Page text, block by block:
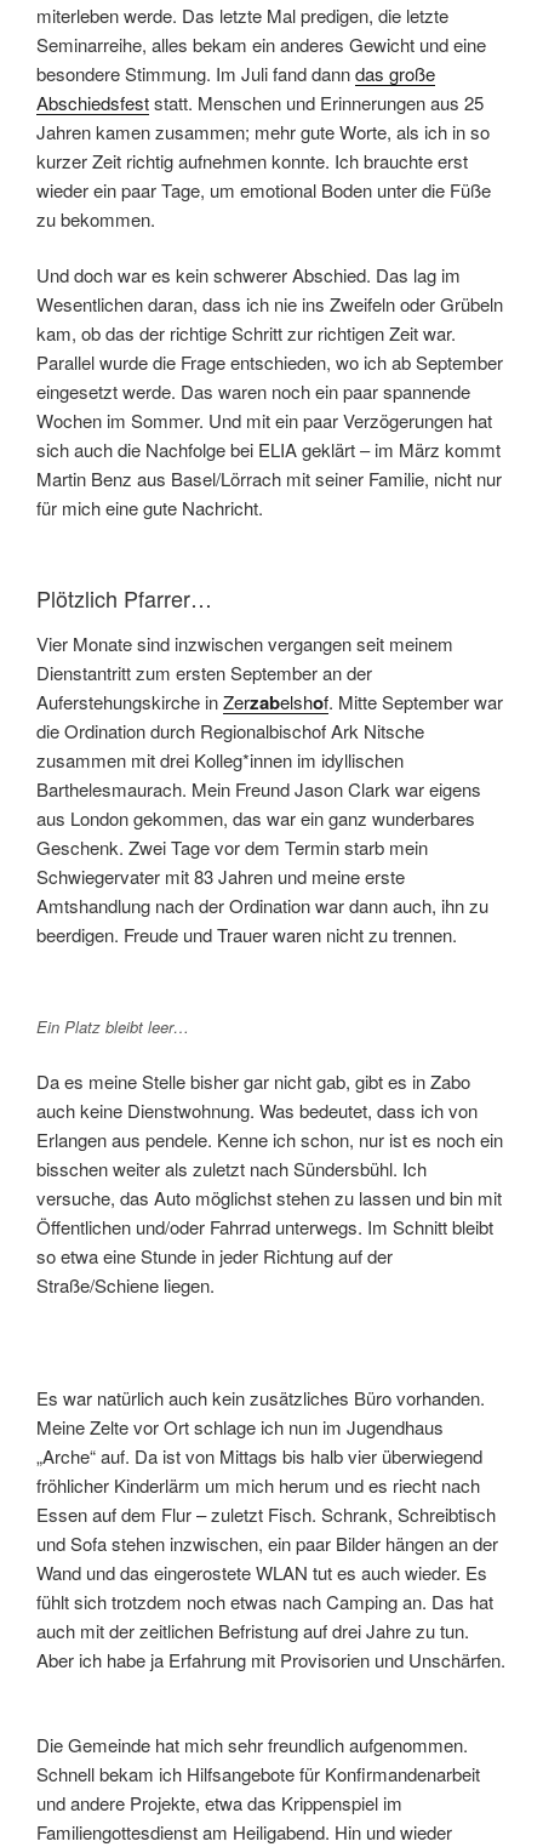
miterleben werde. Das letzte Mal predigen, die letzte
Seminarreihe, alles bekam ein anderes Gewicht und eine
besondere Stimmung. Im Juli fand danndas große
Abschiedsfeststatt. Menschen und Erinnerungen aus 25
Jahren kamen zusammen; mehr gute Worte, als ich in so
kurzer Zeit richtig aufnehmen konnte. Ich brauchte erst
wieder ein paar Tage, um emotional Boden unter die Füße
zu bekommen.
Und doch war es kein schwerer Abschied. Das lag im
Wesentlichen daran, dass ich nie ins Zweifeln oder Grübeln
kam, ob das der richtige Schritt zur richtigen Zeit war.
Parallel wurde die Frage entschieden, wo ich ab September
eingesetzt werde. Das waren noch ein paar spannende
Wochen im Sommer. Und mit ein paar Verzögerungen hat
sich auch die Nachfolge bei ELIA geklärt – im März kommt
Martin Benz aus Basel/Lörrach mit seiner Familie, nicht nur
für mich eine gute Nachricht.
Plötzlich Pfarrer…
Vier Monate sind inzwischen vergangen seit meinem
Dienstantritt zum ersten September an der
Auferstehungskirche inZerzabelshof. Mitte September war
die Ordination durch Regionalbischof Ark Nitsche
zusammen mit drei Kolleg*innen im idyllischen
Barthelesmaurach. Mein Freund Jason Clark war eigens
aus London gekommen, das war ein ganz wunderbares
Geschenk. Zwei Tage vor dem Termin starb mein
Schwiegervater mit 83 Jahren und meine erste
Amtshandlung nach der Ordination war dann auch, ihn zu
beerdigen. Freude und Trauer waren nicht zu trennen.
Ein Platz bleibt leer…
Da es meine Stelle bisher gar nicht gab, gibt es in Zabo
auch keine Dienstwohnung. Was bedeutet, dass ich von
Erlangen aus pendele. Kenne ich schon, nur ist es noch ein
bisschen weiter als zuletzt nach Sündersbühl. Ich
versuche, das Auto möglichst stehen zu lassen und bin mit
Öffentlichen und/oder Fahrrad unterwegs. Im Schnitt bleibt
so etwa eine Stunde in jeder Richtung auf der
Straße/Schiene liegen.
Es war natürlich auch kein zusätzliches Büro vorhanden.
Meine Zelte vor Ort schlage ich nun im Jugendhaus
„Arche“ auf. Da ist von Mittags bis halb vier überwiegend
fröhlicher Kinderlärm um mich herum und es riecht nach
Essen auf dem Flur – zuletzt Fisch. Schrank, Schreibtisch
und Sofa stehen inzwischen, ein paar Bilder hängen an der
Wand und das eingerostete WLAN tut es auch wieder. Es
fühlt sich trotzdem noch etwas nach Camping an. Das hat
auch mit der zeitlichen Befristung auf drei Jahre zu tun.
Aber ich habe ja Erfahrung mit Provisorien und Unschärfen.
Die Gemeinde hat mich sehr freundlich aufgenommen.
Schnell bekam ich Hilfsangebote für Konfirmandenarbeit
und andere Projekte, etwa das Krippenspiel im
Familiengottesdienst am Heiligabend. Hin und wieder